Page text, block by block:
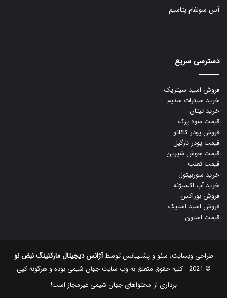
آس سولفام پتاسیم
دسترسی سریع
فروش اسید سیتریک
خرید سیترات سدیم
خرید تیتان
قیمت سود پرک
فروش پودر کاکائو
قیمت پودر نارگیل
قیمت جوش شیرین
قیمت ثعلب
خرید سوربیتول
خرید آب اکسیژنه
فروش بوراکس
فروش اسید استیک
قیمت استون
طراحی وبسایت، سئو و پشتیبانس توسطآژانس دیجیتال مارکتینگ نبض نو
© 2021 - کلیه حقوق متعلق به وب سایت جهان شیمی بوده و هرگونه کپی
‌برداری از محتواهای جهان شیمی غیرمجاز است!